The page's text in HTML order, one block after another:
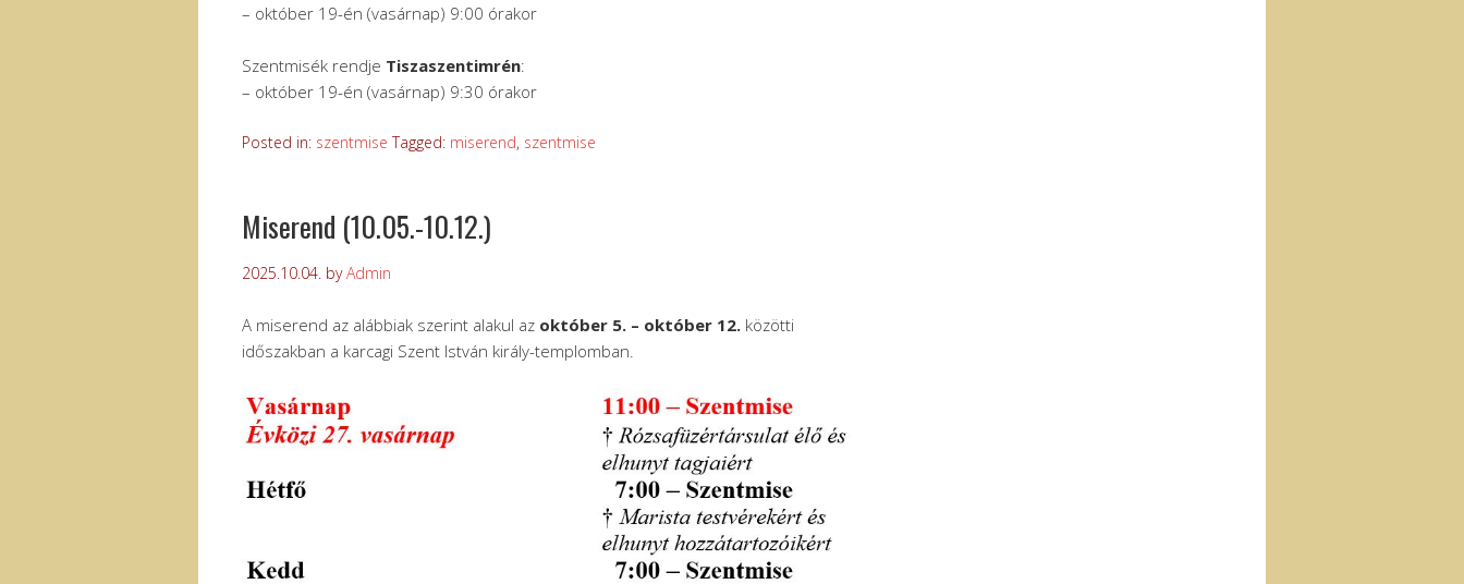
– október 19-én (vasárnap) 9:00 órakor
Szentmisék rendje Tiszaszentimrén:
– október 19-én (vasárnap) 9:30 órakor
Posted in: szentmise Tagged: miserend, szentmise
Miserend (10.05.-10.12.)
2025.10.04. byAdmin
A miserend az alábbiak szerint alakul az október 5. – október 12. közötti
időszakban a karcagi Szent István király-templomban.